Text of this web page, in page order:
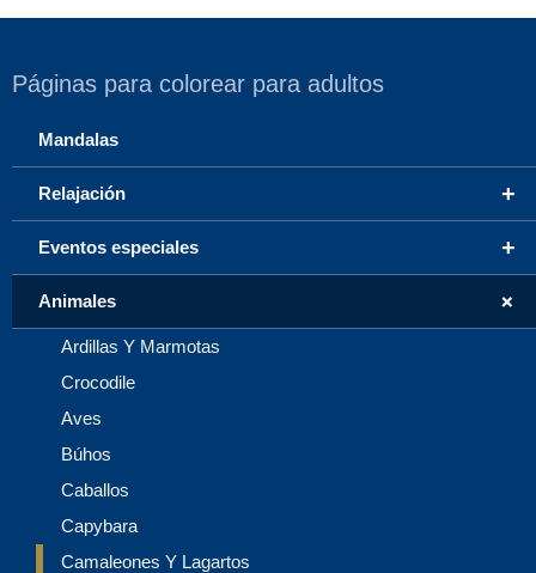
Páginas para colorear para adultos
Mandalas
+
Relajación
+
Eventos especiales
+
Animales
Ardillas Y Marmotas
Crocodile
Aves
Búhos
Caballos
Capybara
Camaleones Y Lagartos